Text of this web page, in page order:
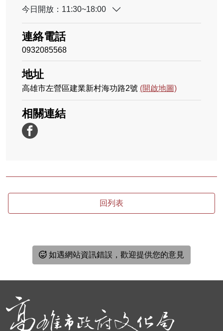
今日開放：11:30~18:00
連絡電話
0932085568
地址
高雄市左營區建業新村海功路2號 (開啟地圖)
相關連結
回列表
如遇網站資訊錯誤，歡迎提供您的意見